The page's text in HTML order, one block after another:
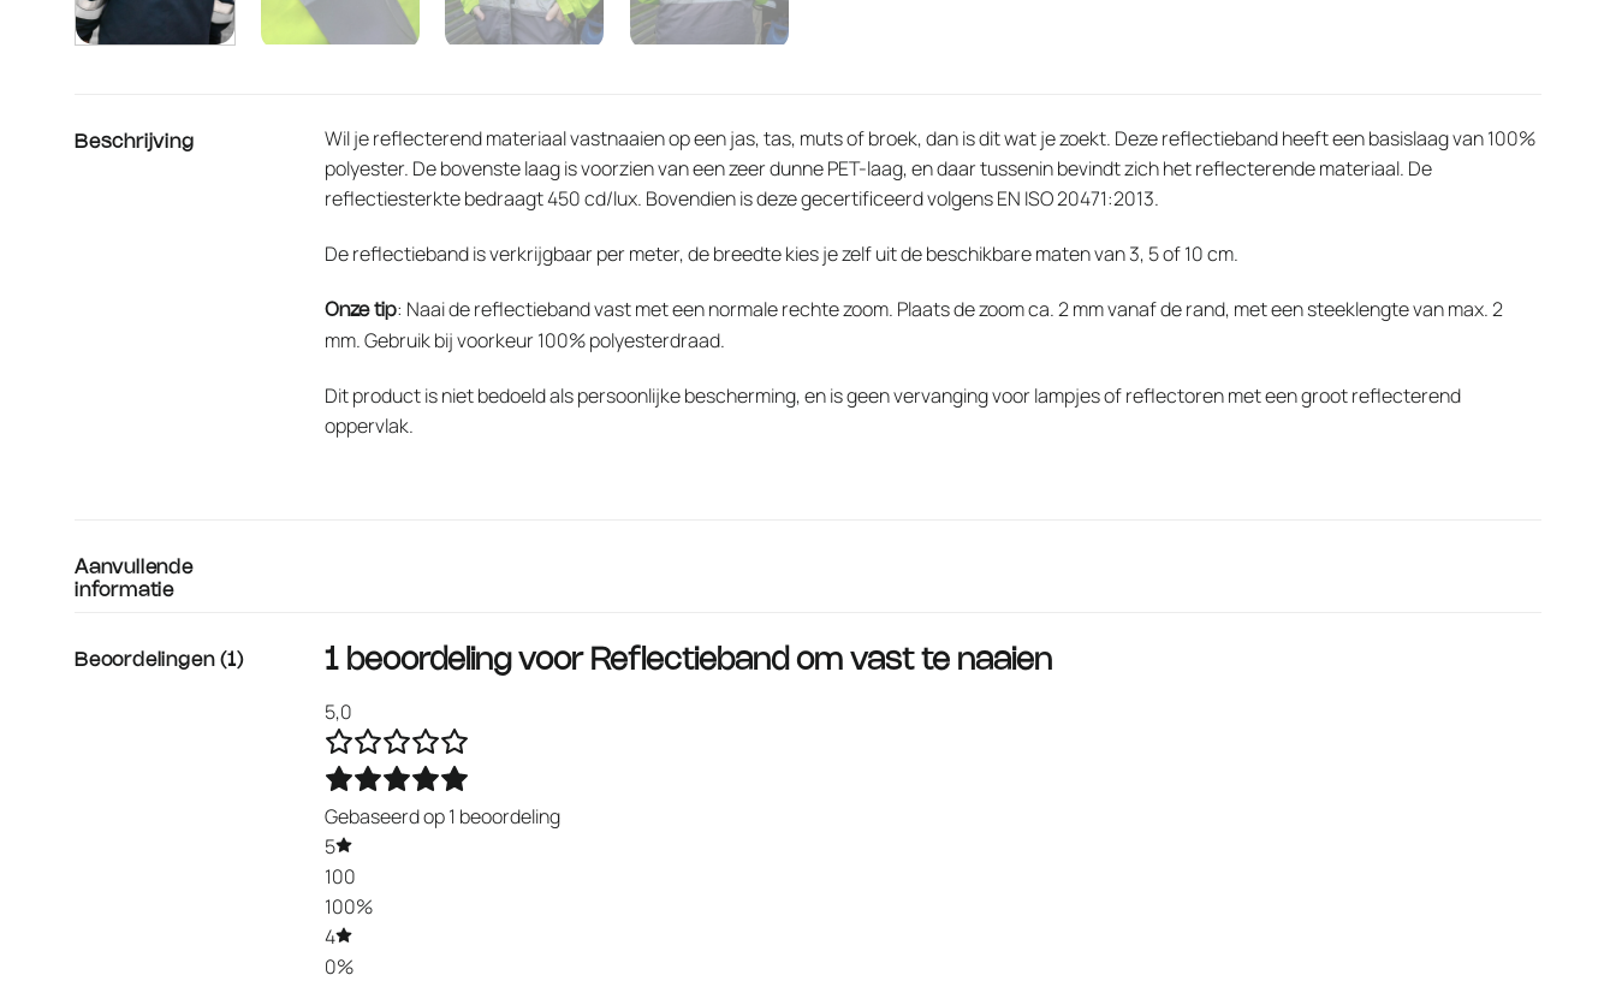
Beschrijving
Wil je reflecterend materiaal vastnaaien op een jas, tas, muts of broek, dan is dit wat je zoekt. Deze reflectieband heeft een basislaag van 100%
polyester. De bovenste laag is voorzien van een zeer dunne PET-laag, en daar tussenin bevindt zich het reflecterende materiaal. De
reflectiesterkte bedraagt 450 cd/lux. Bovendien is deze gecertificeerd volgens EN ISO 20471:2013.
De reflectieband is verkrijgbaar per meter, de breedte kies je zelf uit de beschikbare maten van 3, 5 of 10 cm.
Onze tip: Naai de reflectieband vast met een normale rechte zoom. Plaats de zoom ca. 2 mm vanaf de rand, met een steeklengte van max. 2
mm. Gebruik bij voorkeur 100% polyesterdraad.
Dit product is niet bedoeld als persoonlijke bescherming, en is geen vervanging voor lampjes of reflectoren met een groot reflecterend
oppervlak.
Aanvullende
informatie
Beoordelingen (1) 1 beoordeling voor Reflectieband om vast te naaien
5,0
Gebaseerd op 1 beoordeling
5
100
100%
4
0%